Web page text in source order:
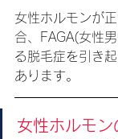
女性ホルモンが
合、FAGA(女性
る脱毛症を引き
あります。
女性ホルモン